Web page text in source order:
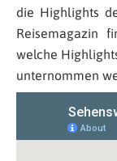
die Highlights
Reisemagazin
welche
unternommen